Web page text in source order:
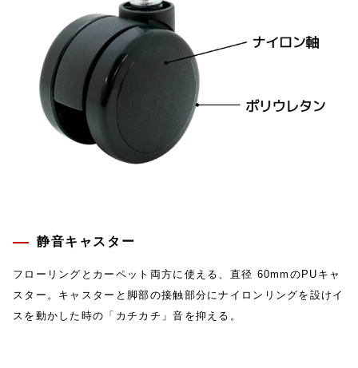
静音キャスター
フローリングとカーペット両方に使える、直径 60mmのPUキャ
スター。キャスターと脚部の接触部分にナイロンリングを設けイ
スを動かした時の「カチカチ」音を抑える。